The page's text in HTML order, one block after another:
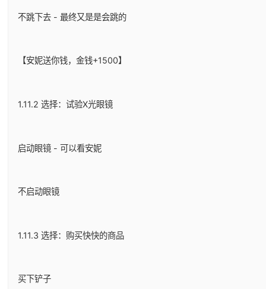
不跳下去 - 最终又是是会跳的
【安妮送你钱，金钱+1500】
1.11.2 选择：试验X光眼镜
启动眼镜 - 可以看安妮
不启动眼镜
1.11.3 选择：购买快快的商品
买下铲子